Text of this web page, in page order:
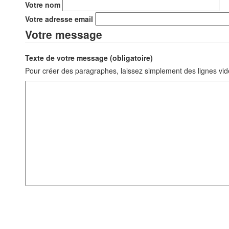
Votre nom
Votre adresse email
Votre message
Texte de votre message (obligatoire)
Pour créer des paragraphes, laissez simplement des lignes